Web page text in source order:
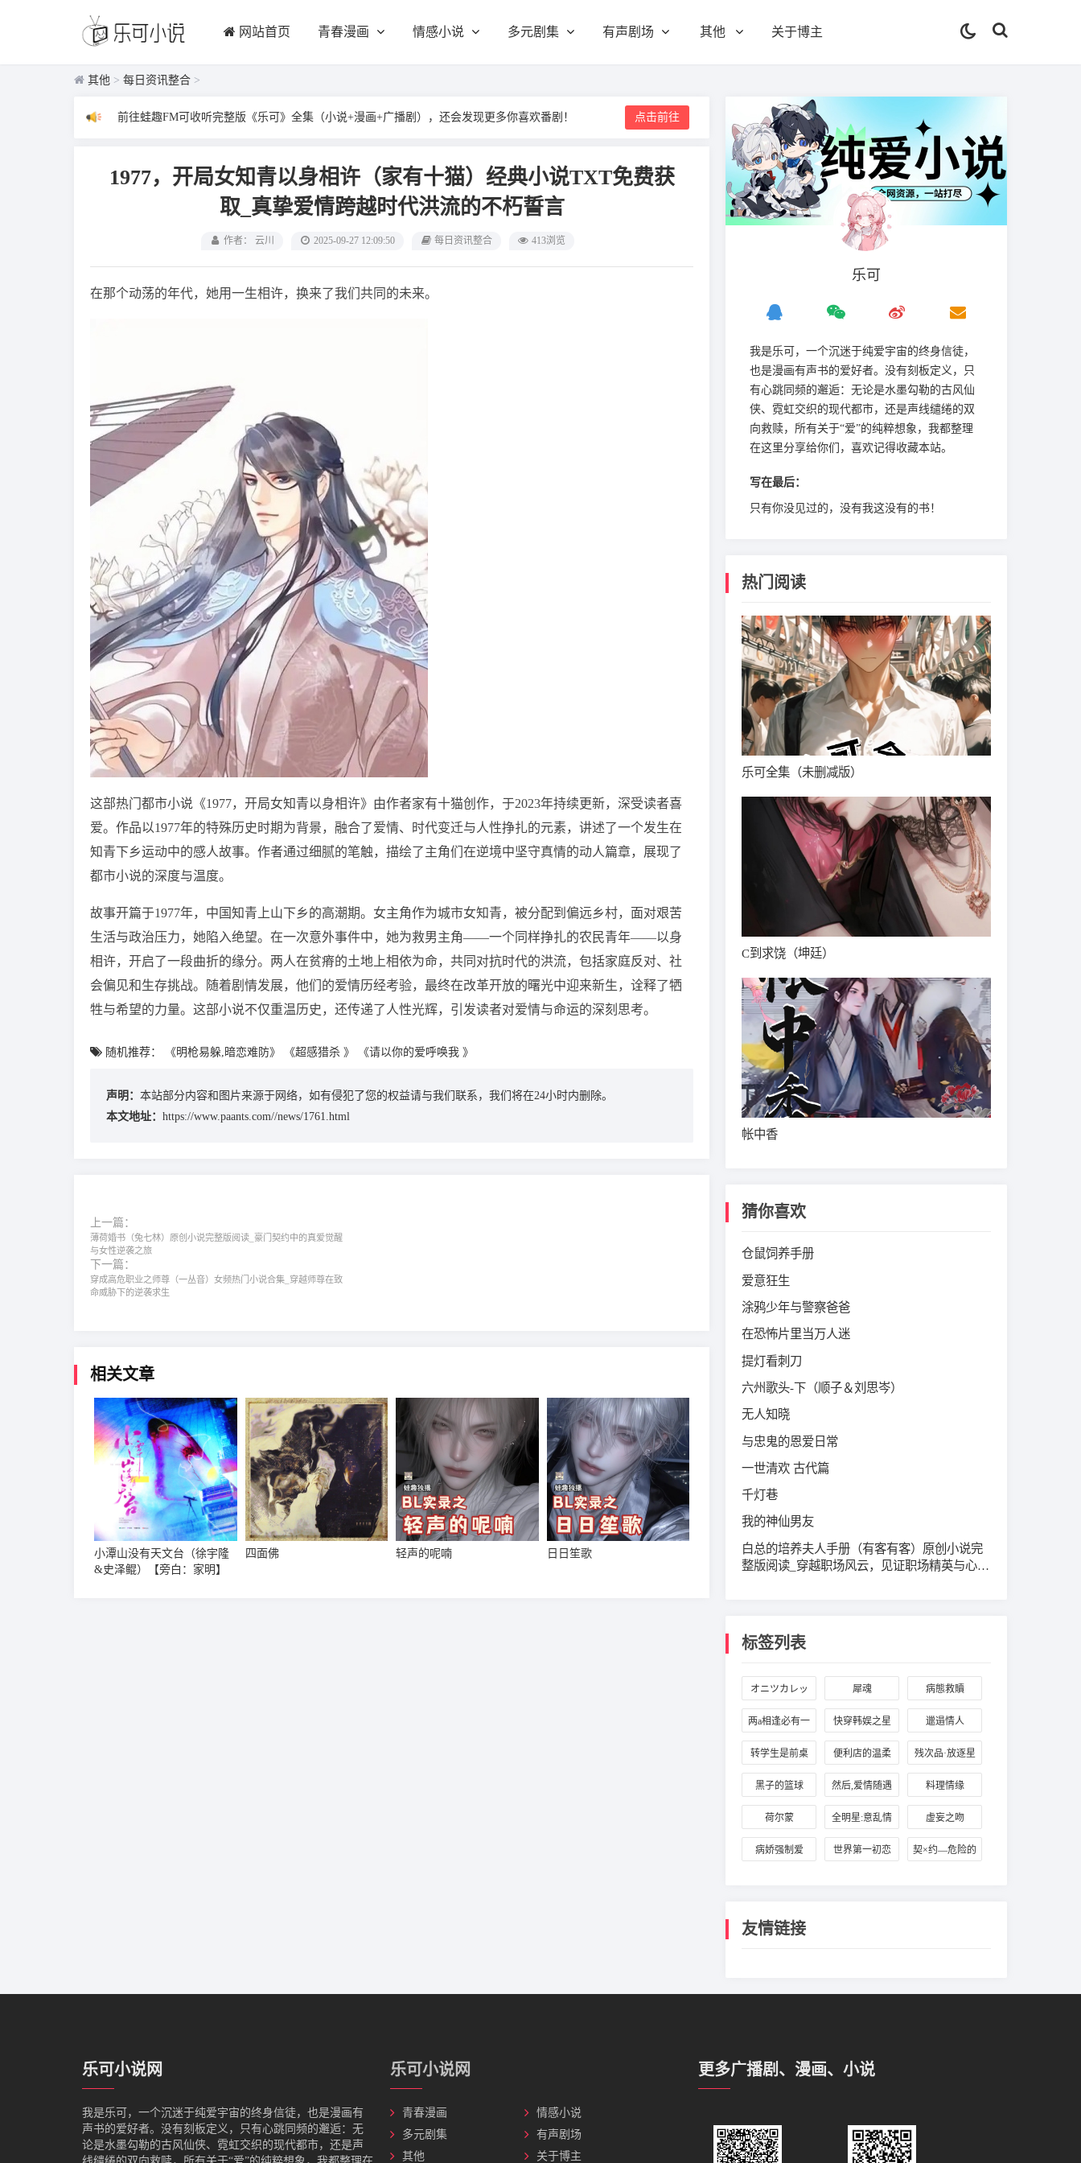
网站首页 青春漫画 情感小说 多元剧集 有声剧场 其他 关于博主
其他 > 每日资讯整合 >
前往蛙趣FM可收听完整版《乐可》全集（小说+漫画+广播剧），还会发现更多你喜欢番剧！ 点击前往
1977，开局女知青以身相许（家有十猫）经典小说TXT免费获
取_真挚爱情跨越时代洪流的不朽誓言
作者： 云川 2025-09-27 12:09:50 每日资讯整合 413浏览
在那个动荡的年代，她用一生相许，换来了我们共同的未来。
这部热门都市小说《1977，开局女知青以身相许》由作者家有十猫创作，于2023年持续更新，深受读者喜
爱。作品以1977年的特殊历史时期为背景，融合了爱情、时代变迁与人性挣扎的元素，讲述了一个发生在
知青下乡运动中的感人故事。作者通过细腻的笔触，描绘了主角们在逆境中坚守真情的动人篇章，展现了
都市小说的深度与温度。
故事开篇于1977年，中国知青上山下乡的高潮期。女主角作为城市女知青，被分配到偏远乡村，面对艰苦
生活与政治压力，她陷入绝望。在一次意外事件中，她为救男主角——一个同样挣扎的农民青年——以身
相许，开启了一段曲折的缘分。两人在贫瘠的土地上相依为命，共同对抗时代的洪流，包括家庭反对、社
会偏见和生存挑战。随着剧情发展，他们的爱情历经考验，最终在改革开放的曙光中迎来新生，诠释了牺
牲与希望的力量。这部小说不仅重温历史，还传递了人性光辉，引发读者对爱情与命运的深刻思考。
随机推荐： 《明枪易躲,暗恋难防》 《超感猎杀 》 《请以你的爱呼唤我 》
声明： 本站部分内容和图片来源于网络，如有侵犯了您的权益请与我们联系，我们将在24小时内删除。
本文地址： https://www.paants.com//news/1761.html
上一篇：
薄荷婚书（兔七林）原创小说完整版阅读_豪门契约中的真爱觉醒
与女性逆袭之旅
下一篇：
穿成高危职业之师尊（一丛音）‌女频热门小说合集‌_穿越师尊在致
命威胁下的逆袭求生
相关文章
小潭山没有天文台（徐宇隆
&史泽鲲）【旁白：家明】
四面佛 轻声的呢喃 日日笙歌
乐可
我是‌乐可，一个沉迷于纯爱宇宙的终身信徒，
也是漫画有声书的爱好者。没有刻板定义，只
有心跳同频的邂逅：无论是水墨勾勒的古风仙
侠、霓虹交织的现代都市，还是声线缱绻的双
向救赎，所有关于“爱”的纯粹想象，我都整理
在这里分享给你们，喜欢记得收藏本站。
写在最后：
只有你没见过的，没有我这没有的书！
热门阅读
乐可全集（未删减版）
C到求饶（坤廷）
帐中香
猜你喜欢
仓鼠饲养手册
爱意狂生
涂鸦少年与警察爸爸
在恐怖片里当万人迷
提灯看刺刀
六州歌头-下（顺子＆刘思岑）
无人知晓
与忠鬼的恩爱日常
一世清欢 古代篇
千灯巷
我的神仙男友
白总的培养夫人手册（有客有客）原创小说完
整版阅读_穿越职场风云，见证职场精英与心灵
标签列表
オニツカレッ
ド
犀魂 病態救贖
两a相逢必有一
o
快穿韩娱之星
辰大海
邋遢情人
转学生是前桌
的初恋
便利店的温柔
店长事件簿
残次品·放逐星
空
黑子的篮球 然后,爱情随遇
而安
料理情缘
荷尔蒙 全明星:意乱情
迷‌
虚妄之吻
病娇强制爱 世界第一初恋 契×约—危险的
友情链接
乐可小说网
我是‌乐可，一个沉迷于纯爱宇宙的终身信徒，也是漫画有
声书的爱好者。没有刻板定义，只有心跳同频的邂逅：无
论是水墨勾勒的古风仙侠、霓虹交织的现代都市，还是声
乐可小说网
青春漫画
情感小说
多元剧集
有声剧场
其他
关于博主
更多广播剧、漫画、小说